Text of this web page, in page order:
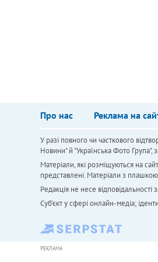
Про нас Реклама на
У разі повного чи часткового
Новини" й "Українська Фото Група",
Матеріали, які розміщуються на
представлені. Матеріали з
Редакція не несе
Cуб'єкт у сфері онлайн-медіа;
РЕКЛАМА